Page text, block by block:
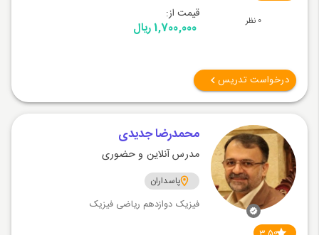
0 نظر قیمت از:
1,700,000 ریال
درخواست تدریس
محمدرضا جدیدی
مدرس آنلاین و حضوری
پاسداران
فیزیک دوازدهم ریاضی فیزیک